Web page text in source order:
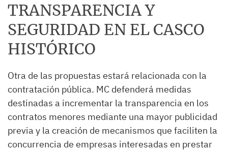
TRANSPARENCIA Y
SEGURIDAD EN EL CASCO
HISTÓRICO
Otra de las propuestas estará relacionada con la
contratación pública. MC defenderá medidas
destinadas a incrementar la transparencia en los
contratos menores mediante una mayor publicidad
previa y la creación de mecanismos que faciliten la
concurrencia de empresas interesadas en prestar